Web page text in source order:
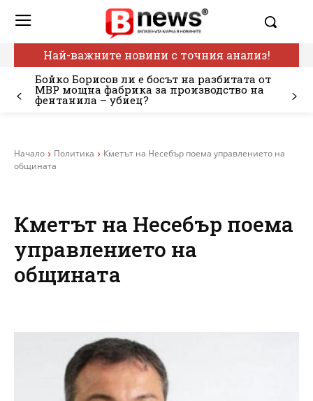
Най-важните новини с точния анализ!
Бойко Борисов ли е босът на разбитата от
МВР мощна фабрика за производство на
фентанила – убиец?
Начало Политика
Кметът на Несебър поема управлението на
общината
Кметът на Несебър поема
управлението на
общината